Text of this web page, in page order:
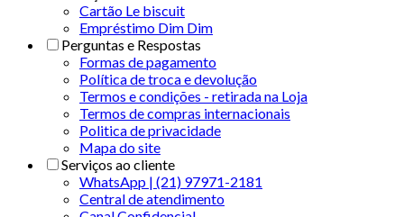
Cartão Le biscuit
Empréstimo Dim Dim
Perguntas e Respostas
Formas de pagamento
Política de troca e devolução
Termos e condições - retirada na Loja
Termos de compras internacionais
Politica de privacidade
Mapa do site
Serviços ao cliente
WhatsApp | (21) 97971-2181
Central de atendimento